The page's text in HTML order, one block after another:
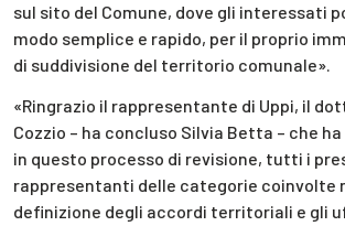
sul sito del Comune, dove gli interessati
modo semplice e rapido, per il proprio
di suddivisione del territorio comunale».
«Ringrazio il rappresentante di Uppi, il
Cozzio – ha concluso Silvia Betta – che
in questo processo di revisione, tutti i
rappresentanti delle categorie coinvolte
definizione degli accordi territoriali e gli